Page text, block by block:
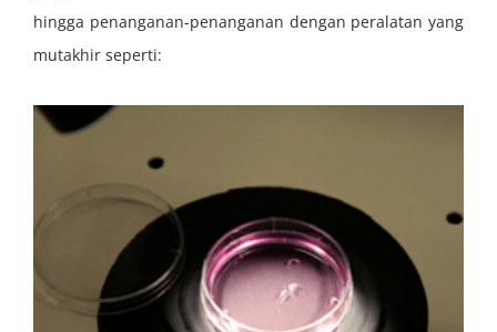
hingga penanganan-penanganan dengan peralatan yang
mutakhir seperti: